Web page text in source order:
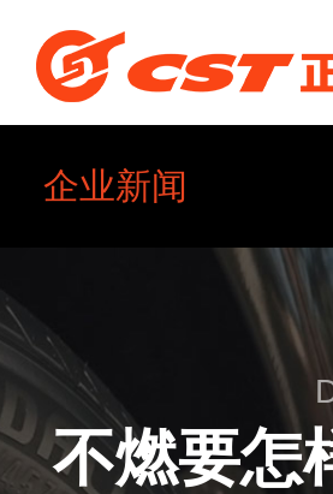
企业文化
企业新闻
不燃要怎